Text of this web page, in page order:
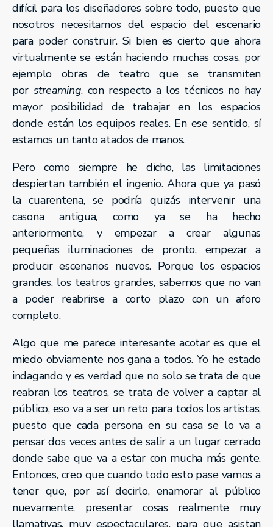
difícil para los diseñadores sobre todo, puesto que
nosotros necesitamos del espacio del escenario
para poder construir. Si bien es cierto que ahora
virtualmente se están haciendo muchas cosas, por
ejemplo obras de teatro que se transmiten
por streaming, con respecto a los técnicos no hay
mayor posibilidad de trabajar en los espacios
donde están los equipos reales. En ese sentido, sí
estamos un tanto atados de manos.
Pero como siempre he dicho, las limitaciones
despiertan también el ingenio. Ahora que ya pasó
la cuarentena, se podría quizás intervenir una
casona antigua, como ya se ha hecho
anteriormente, y empezar a crear algunas
pequeñas iluminaciones de pronto, empezar a
producir escenarios nuevos. Porque los espacios
grandes, los teatros grandes, sabemos que no van
a poder reabrirse a corto plazo con un aforo
completo.
Algo que me parece interesante acotar es que el
miedo obviamente nos gana a todos. Yo he estado
indagando y es verdad que no solo se trata de que
reabran los teatros, se trata de volver a captar al
público, eso va a ser un reto para todos los artistas,
puesto que cada persona en su casa se lo va a
pensar dos veces antes de salir a un lugar cerrado
donde sabe que va a estar con mucha más gente.
Entonces, creo que cuando todo esto pase vamos a
tener que, por así decirlo, enamorar al público
nuevamente, presentar cosas realmente muy